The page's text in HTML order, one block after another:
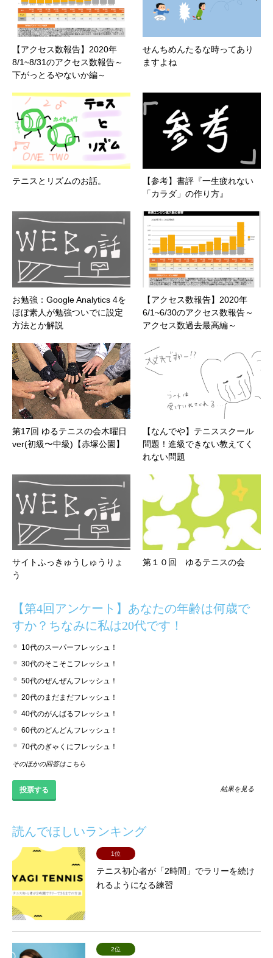
【アクセス数報告】2020年
8/1~8/31のアクセス数報告～
下がっとるやないか編～
せんちめんたるな時ってあり
ますよね
テニスとリズムのお話。
【参考】書評『一生疲れない
「カラダ」の作り方』
お勉強：Google Analytics 4を
ほぼ素人が勉強ついでに設定
方法とか解説
【アクセス数報告】2020年
6/1~6/30のアクセス数報告～
アクセス数過去最高編～
第17回 ゆるテニスの会木曜日
ver(初級〜中級)【赤塚公園】
【なんでや】テニススクール
問題！進級できない教えてく
れない問題
サイトふっきゅうしゅうりょ
う
第１０回 ゆるテニスの会
【第4回アンケート】あなたの年齢は何歳で
すか？ちなみに私は20代です！
10代のスーパーフレッシュ！
30代のそこそこフレッシュ！
50代のぜんぜんフレッシュ！
20代のまだまだフレッシュ！
40代のがんばるフレッシュ！
60代のどんどんフレッシュ！
70代のぎゃくにフレッシュ！
そのほかの回答はこちら
結果を見る
読んでほしいランキング
1位
テニス初心者が「2時間」でラリーを続け
れるようになる練習
2位